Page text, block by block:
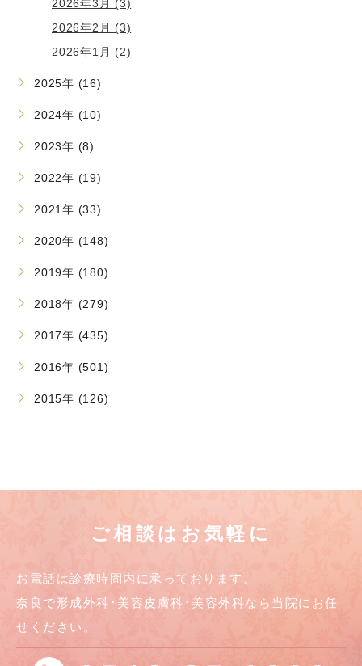
2026年3月 (3)
2026年2月 (3)
2026年1月 (2)
2025年 (16)
2024年 (10)
2023年 (8)
2022年 (19)
2021年 (33)
2020年 (148)
2019年 (180)
2018年 (279)
2017年 (435)
2016年 (501)
2015年 (126)
ご相談はお気軽に
お電話は診療時間内に承っております。
奈良で形成外科･美容皮膚科･美容外科なら当院にお任
せください。